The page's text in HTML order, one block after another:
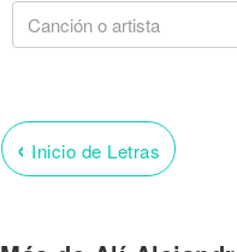
‹ Inicio de Letras